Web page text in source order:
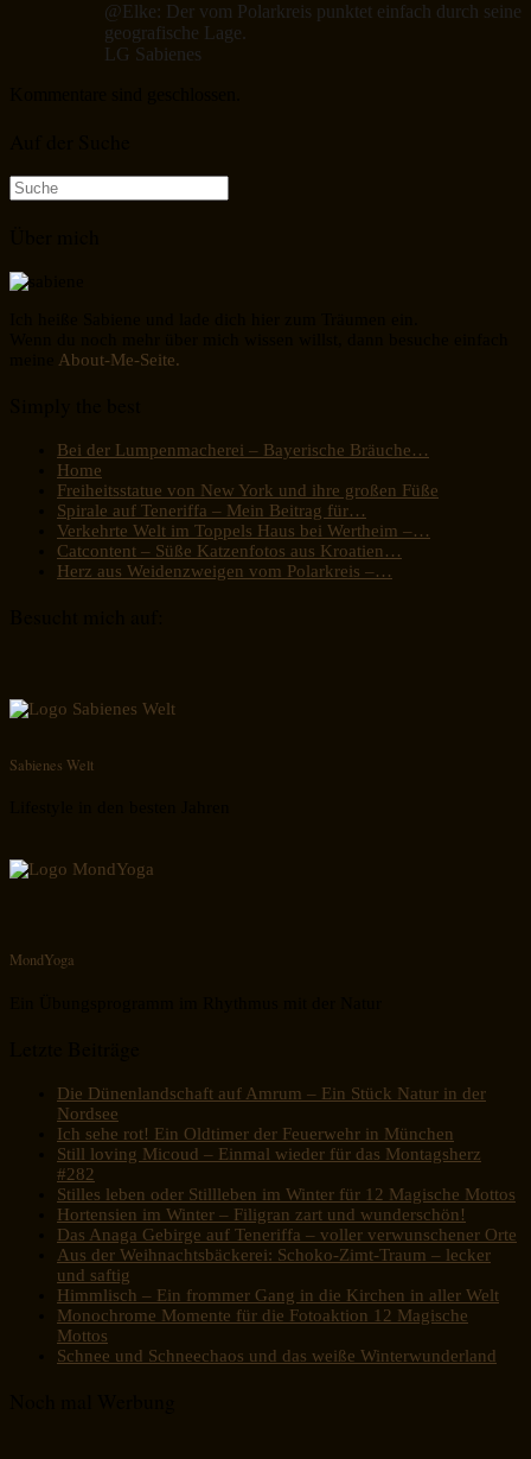
@Elke: Der vom Polarkreis punktet einfach durch seine
geografische Lage.
LG Sabienes
Suche
nach:
About-Me-Seite.
Bei der Lumpenmacherei – Bayerische Bräuche…
Home
Freiheitsstatue von New York und ihre großen Füße
Spirale auf Teneriffa – Mein Beitrag für…
Verkehrte Welt im Toppels Haus bei Wertheim –…
Catcontent – Süße Katzenfotos aus Kroatien…
Herz aus Weidenzweigen vom Polarkreis –…
Sabienes Welt
MondYoga
Die Dünenlandschaft auf Amrum – Ein Stück Natur in der
Nordsee
Ich sehe rot! Ein Oldtimer der Feuerwehr in München
Still loving Micoud – Einmal wieder für das Montagsherz
#282
Stilles leben oder Stillleben im Winter für 12 Magische Mottos
Hortensien im Winter – Filigran zart und wunderschön!
Das Anaga Gebirge auf Teneriffa – voller verwunschener Orte
Aus der Weihnachtsbäckerei: Schoko-Zimt-Traum – lecker
und saftig
Himmlisch – Ein frommer Gang in die Kirchen in aller Welt
Monochrome Momente für die Fotoaktion 12 Magische
Mottos
Schnee und Schneechaos und das weiße Winterwunderland